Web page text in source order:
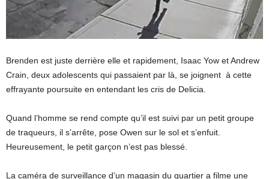
Brenden est juste derrière elle et rapidement, Isaac Yow et Andrew
Crain, deux adolescents qui passaient par là, se joignent à cette
effrayante poursuite en entendant les cris de Delicia.
Quand l’homme se rend compte qu’il est suivi par un petit groupe
de traqueurs, il s’arrête, pose Owen sur le sol et s’enfuit.
Heureusement, le petit garçon n’est pas blessé.
La caméra de surveillance d’un magasin du quartier a filme une